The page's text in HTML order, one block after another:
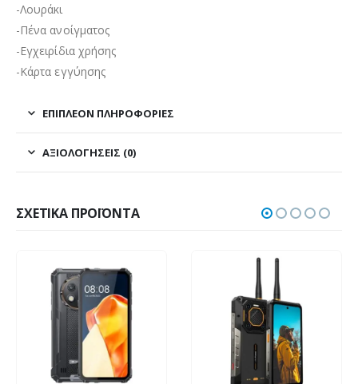
-Λουράκι
-Πένα ανοίγματος
-Εγχειρίδια χρήσης
-Κάρτα εγγύησης
ΕΠΙΠΛΈΟΝ ΠΛΗΡΟΦΟΡΊΕΣ
ΑΞΙΟΛΟΓΉΣΕΙΣ (0)
ΣΧΕΤΙΚΆ ΠΡΟΪΌΝΤΑ